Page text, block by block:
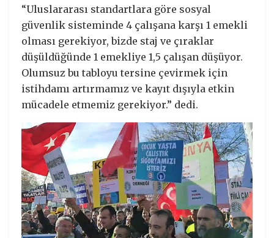
“Uluslararası standartlara göre sosyal
güvenlik sisteminde 4 çalışana karşı 1 emekli
olması gerekiyor, bizde staj ve çıraklar
düşüldüğünde 1 emekliye 1,5 çalışan düşüyor.
Olumsuz bu tabloyu tersine çevirmek için
istihdamı artırmamız ve kayıt dışıyla etkin
mücadele etmemiz gerekiyor.” dedi.